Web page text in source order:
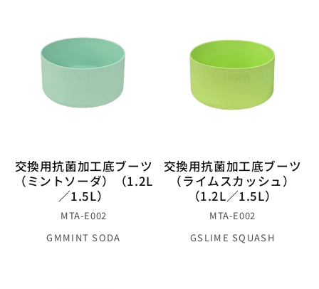
交換用抗菌加工底ブーツ
（ミントソーダ）（1.2L
／1.5L）
MTA-E002
GMMINT SODA
交換用抗菌加工底ブーツ
（ライムスカッシュ）
（1.2L／1.5L）
MTA-E002
GSLIME SQUASH